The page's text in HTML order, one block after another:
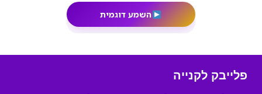
השמע דוגמית
פלייבק לקנייה